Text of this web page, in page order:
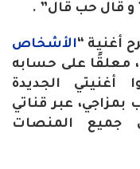
و قال حب قال” .
أغنية “الأشخاص
معلقًا على حسابه
الجديدة
عبر قناتي
جميع المنصات